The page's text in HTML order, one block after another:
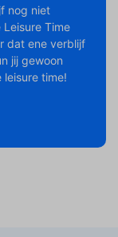
nog niet
Time
dat ene verblijf
jij gewoon
time!